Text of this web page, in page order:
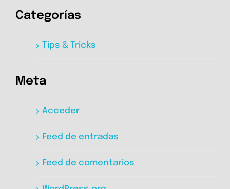
Categorías
Tips & Tricks
Meta
Acceder
Feed de entradas
Feed de comentarios